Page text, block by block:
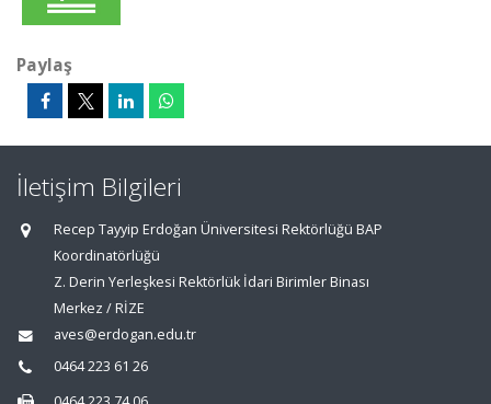
Paylaş
İletişim Bilgileri
Recep Tayyip Erdoğan Üniversitesi Rektörlüğü BAP
Koordinatörlüğü
Z. Derin Yerleşkesi Rektörlük İdari Birimler Binası
Merkez / RİZE
aves@erdogan.edu.tr
0464 223 61 26